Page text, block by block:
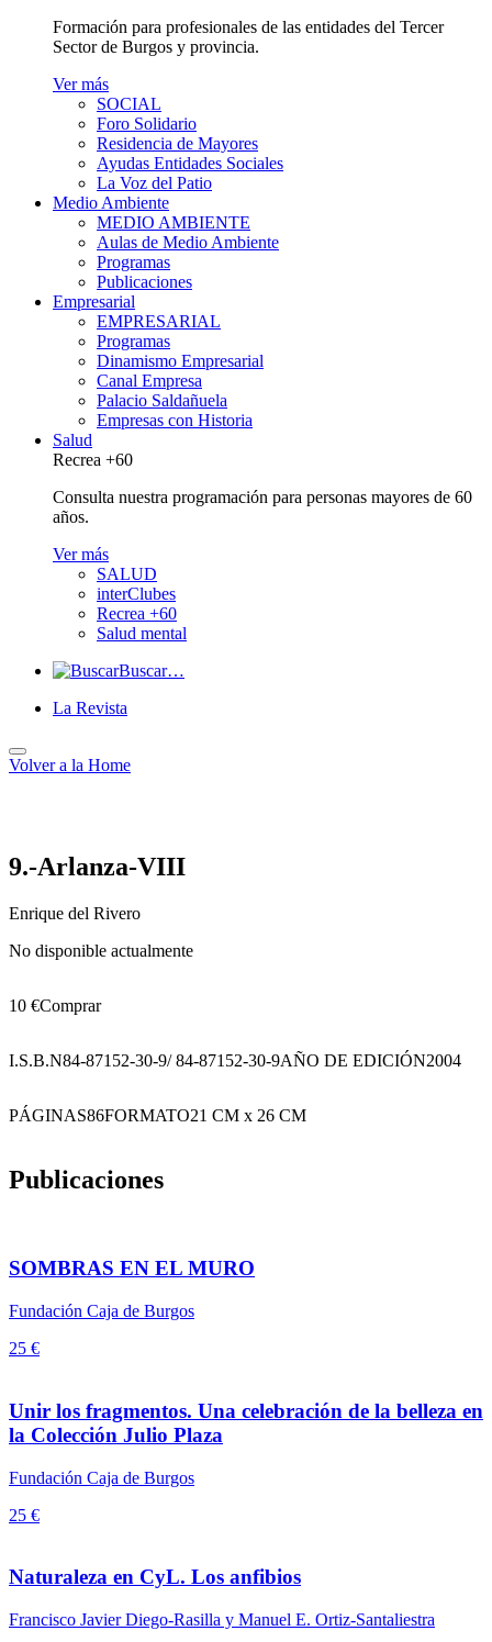
Formación para profesionales de las entidades del Tercer
Sector de Burgos y provincia.
Ver más
SOCIAL
Foro Solidario
Residencia de Mayores
Ayudas Entidades Sociales
La Voz del Patio
Medio Ambiente
MEDIO AMBIENTE
Aulas de Medio Ambiente
Programas
Publicaciones
Empresarial
EMPRESARIAL
Programas
Dinamismo Empresarial
Canal Empresa
Palacio Saldañuela
Empresas con Historia
Salud
Recrea +60
Consulta nuestra programación para personas mayores de 60
años.
Ver más
SALUD
interClubes
Recrea +60
Salud mental
Buscar…
La Revista
Volver a la Home
9.-Arlanza-VIII
Enrique del Rivero
No disponible actualmente
10 €Comprar
I.S.B.N84-87152-30-9/ 84-87152-30-9AÑO DE EDICIÓN2004
PÁGINAS86FORMATO21 CM x 26 CM
Publicaciones
SOMBRAS EN EL MURO
Fundación Caja de Burgos
25 €
Unir los fragmentos. Una celebración de la belleza en
la Colección Julio Plaza
Fundación Caja de Burgos
25 €
Naturaleza en CyL. Los anfibios
Francisco Javier Diego-Rasilla y Manuel E. Ortiz-Santaliestra